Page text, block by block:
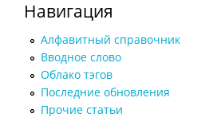
Навигация
Алфавитный справочник
Вводное слово
Облако тэгов
Последние обновления
Прочие статьи